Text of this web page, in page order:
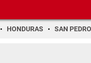
HONDURAS SAN PEDRO